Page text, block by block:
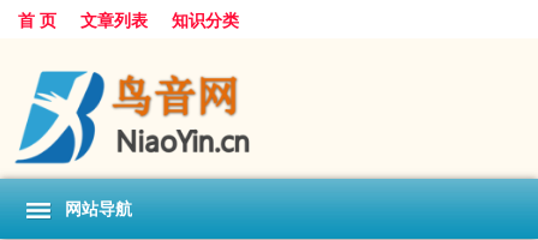
首 页 文章列表 知识分类
网站导航